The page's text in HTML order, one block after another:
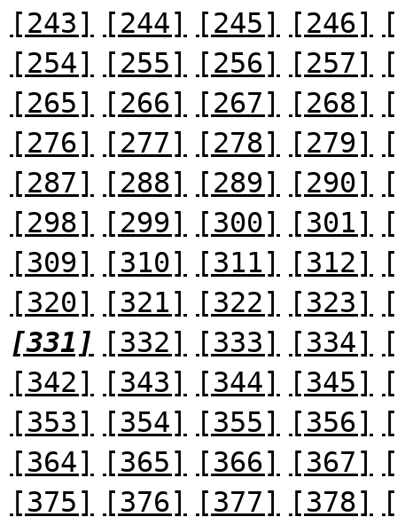
[243]
[244] [245] [246]
[254]
[255] [256] [257]
[265]
[266] [267] [268]
[276]
[277] [278] [279]
[287]
[288] [289] [290]
[298]
[299] [300] [301]
[309]
[310] [311] [312]
[320]
[321] [322] [323]
[331]
[332] [333] [334]
[342]
[343] [344] [345]
[353]
[354] [355] [356]
[364]
[365] [366] [367]
[375]
[376] [377] [378]